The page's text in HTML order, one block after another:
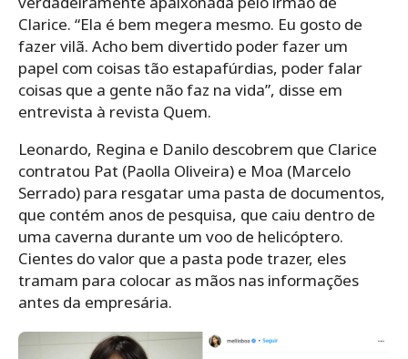
Clarice. “Ela é bem megera mesmo. Eu gosto de
fazer vilã. Acho bem divertido poder fazer um
papel com coisas tão estapafúrdias, poder falar
coisas que a gente não faz na vida”, disse em
entrevista à revista Quem.
Leonardo, Regina e Danilo descobrem que Clarice
contratou Pat (Paolla Oliveira) e Moa (Marcelo
Serrado) para resgatar uma pasta de documentos,
que contém anos de pesquisa, que caiu dentro de
uma caverna durante um voo de helicóptero.
Cientes do valor que a pasta pode trazer, eles
tramam para colocar as mãos nas informações
antes da empresária.